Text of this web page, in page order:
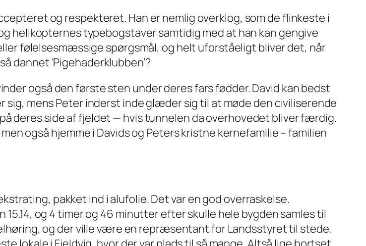
og respekteret. Han er nemlig overklog, som de flinkeste i
helikopternes typebogstaver samtidig med at han kan gengive
følelsesmæssige spørgsmål, og helt uforståeligt bliver det, når
dannet ‘Pigehaderklubben’?
også den første sten under deres fars fødder. David kan bedst
sig, mens Peter inderst inde glæder sig til at møde den civiliserende
deresside af fjeldet — hvis tunnelen da overhovedet bliver færdig.
også hjemme i Davids og Peters kristne kernefamilie – familien
pakket ind i alufolie. Det var en god overraskelse.
15.14, og 4 timer og 46 minutter efter skulle hele bygden samles til
og der ville være en repræsentant for Landsstyret til stede.